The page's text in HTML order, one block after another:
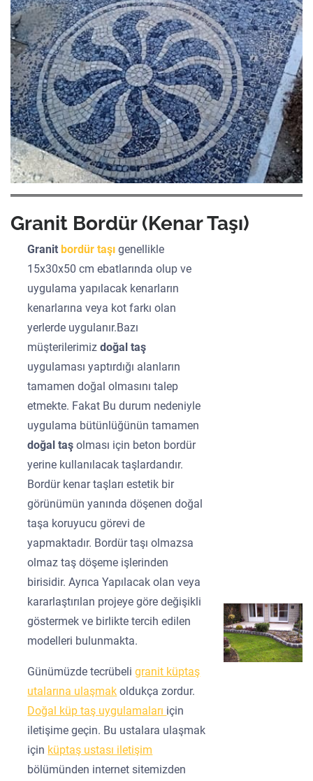
Granit Bordür (Kenar Taşı)
Granitbordür taşı genellikle
15x30x50 cm ebatlarında olup ve
uygulama yapılacak kenarların
kenarlarına veya kot farkı olan
yerlerde uygulanır.Bazı
müşterilerimizdoğal taş
uygulaması yaptırdığı alanların
tamamen doğal olmasını talep
etmekte. Fakat Bu durum nedeniyle
uygulama bütünlüğünün tamamen
doğal taşolması için beton bordür
yerine kullanılacak taşlardandır.
Bordür kenar taşları estetik bir
görünümün yanında döşenen doğal
taşa koruyucu görevi de
yapmaktadır. Bordür taşı olmazsa
olmaz taş döşeme işlerinden
birisidir. Ayrıca Yapılacak olan veya
kararlaştırılan projeye göre değişikli
göstermek ve birlikte tercih edilen
modelleri bulunmakta.
Günümüzde tecrübeligranit küptaş
utalarına ulaşmak oldukça zordur.
Doğal küp taş uygulamaları için
iletişime geçin. Bu ustalara ulaşmak
için küptaş ustası iletişim
bölümünden internet sitemizden